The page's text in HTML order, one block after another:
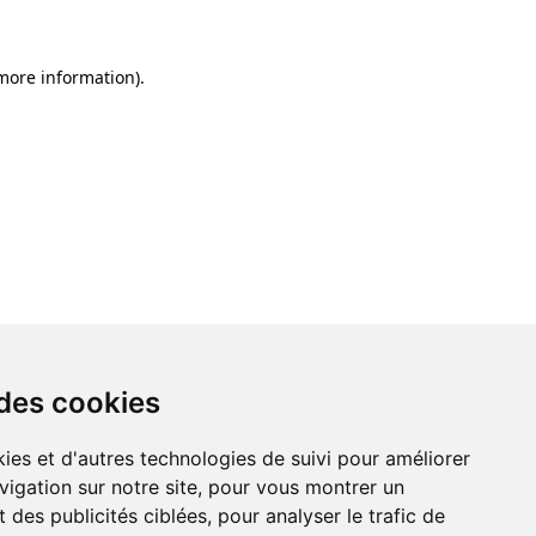
cookies
et d'autres technologies de suivi pour améliorer
sur notre site, pour vous montrer un
des publicités ciblées, pour analyser le trafic de
information).